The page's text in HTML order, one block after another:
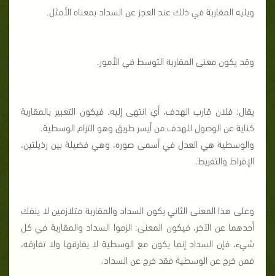
ويليه المقاربة في ذلك عند العجز عن السداد بمعناه الأمثل.
وقد يكون معنى المقاربة التوسط في الأمور.
يقال: فلان قارب الهدف، أي انتهى إليه. فيكون التعبير بالمقاربة
كناية عن الوصول للهدف من أيسر طريق وهو التزام الوسطية.
والوسطية هي العدل في أسمى صوره، وهي فضيلة بين رذيلتين،
الإفراط والتفريط.
وعلى هذا المعنى الثاني يكون السداد والمقاربة متلازمين لا ينفك
أحدهما عن الآخر، فيكون المعنى: الزموا السداد والمقاربة في كل
شيء، فإن السداد إنما يكون مع الوسطية لا يفارقها ولا تفارقه،
فمن خرج عن الوسطية فقد خرج عن السداد.